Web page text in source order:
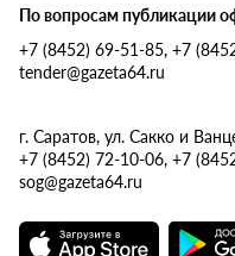
По вопросам публикации
+7 (8452) 69-51-85, +7
tender@gazeta64.ru
г. Саратов, ул. Сакко и
+7 (8452) 72-10-06, +7
sog@gazeta64.ru